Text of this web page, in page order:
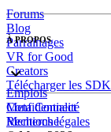
Forums
Blog
Parrainages
VR for Good
Creators
Télécharger les SDK
À PROPOS
Emplois
Meta Connect
Recherche
Confidentialité
Mentions légales